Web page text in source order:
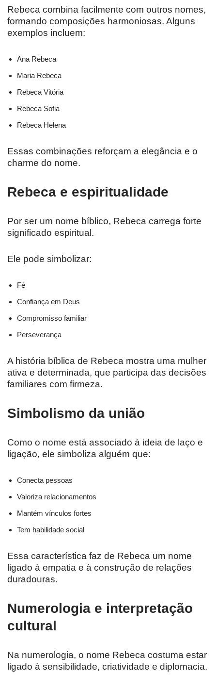
Rebeca combina facilmente com outros nomes,
formando composições harmoniosas. Alguns
exemplos incluem:
Ana Rebeca
Maria Rebeca
Rebeca Vitória
Rebeca Sofia
Rebeca Helena
Essas combinações reforçam a elegância e o
charme do nome.
Rebeca e espiritualidade
Por ser um nome bíblico, Rebeca carrega forte
significado espiritual.
Ele pode simbolizar:
Fé
Confiança em Deus
Compromisso familiar
Perseverança
A história bíblica de Rebeca mostra uma mulher
ativa e determinada, que participa das decisões
familiares com firmeza.
Simbolismo da união
Como o nome está associado à ideia de laço e
ligação, ele simboliza alguém que:
Conecta pessoas
Valoriza relacionamentos
Mantém vínculos fortes
Tem habilidade social
Essa característica faz de Rebeca um nome
ligado à empatia e à construção de relações
duradouras.
Numerologia e interpretação
cultural
Na numerologia, o nome Rebeca costuma estar
ligado à sensibilidade, criatividade e diplomacia.